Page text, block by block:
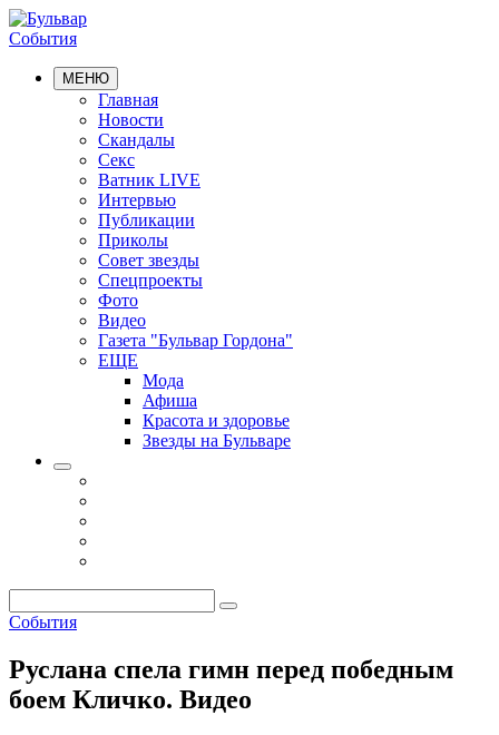
События
МЕНЮ
Главная
Новости
Скандалы
Секс
Ватник LIVE
Интервью
Публикации
Приколы
Совет звезды
Спецпроекты
Фото
Видео
Газета "Бульвар Гордона"
ЕЩЕ
Мода
Афиша
Красота и здоровье
Звезды на Бульваре
События
Руслана спела гимн перед победным
боем Кличко. Видео